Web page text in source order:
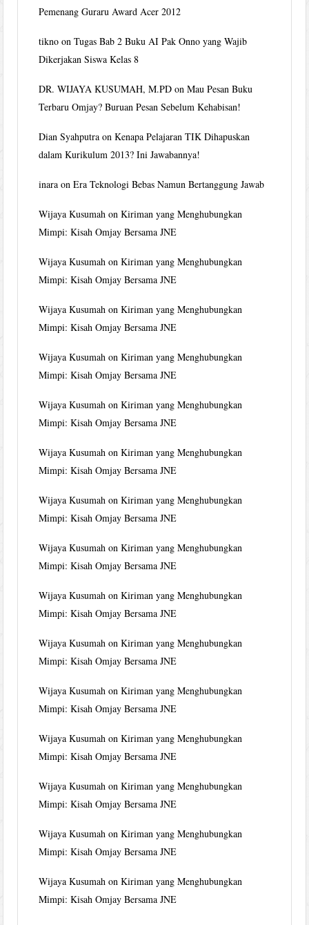
Pemenang Guraru Award Acer 2012
tikno onTugas Bab 2 Buku AI Pak Onno yang Wajib
Dikerjakan Siswa Kelas 8
DR. WIJAYA KUSUMAH, M.PD onMau Pesan Buku
Terbaru Omjay? Buruan Pesan Sebelum Kehabisan!
Dian Syahputra onKenapa Pelajaran TIK Dihapuskan
dalam Kurikulum 2013? Ini Jawabannya!
inara onEra Teknologi Bebas Namun Bertanggung Jawab
Wijaya Kusumah onKiriman yang Menghubungkan
Mimpi: Kisah Omjay Bersama JNE
Wijaya Kusumah onKiriman yang Menghubungkan
Mimpi: Kisah Omjay Bersama JNE
Wijaya Kusumah onKiriman yang Menghubungkan
Mimpi: Kisah Omjay Bersama JNE
Wijaya Kusumah onKiriman yang Menghubungkan
Mimpi: Kisah Omjay Bersama JNE
Wijaya Kusumah onKiriman yang Menghubungkan
Mimpi: Kisah Omjay Bersama JNE
Wijaya Kusumah onKiriman yang Menghubungkan
Mimpi: Kisah Omjay Bersama JNE
Wijaya Kusumah onKiriman yang Menghubungkan
Mimpi: Kisah Omjay Bersama JNE
Wijaya Kusumah onKiriman yang Menghubungkan
Mimpi: Kisah Omjay Bersama JNE
Wijaya Kusumah onKiriman yang Menghubungkan
Mimpi: Kisah Omjay Bersama JNE
Wijaya Kusumah onKiriman yang Menghubungkan
Mimpi: Kisah Omjay Bersama JNE
Wijaya Kusumah onKiriman yang Menghubungkan
Mimpi: Kisah Omjay Bersama JNE
Wijaya Kusumah onKiriman yang Menghubungkan
Mimpi: Kisah Omjay Bersama JNE
Wijaya Kusumah onKiriman yang Menghubungkan
Mimpi: Kisah Omjay Bersama JNE
Wijaya Kusumah onKiriman yang Menghubungkan
Mimpi: Kisah Omjay Bersama JNE
Wijaya Kusumah onKiriman yang Menghubungkan
Mimpi: Kisah Omjay Bersama JNE